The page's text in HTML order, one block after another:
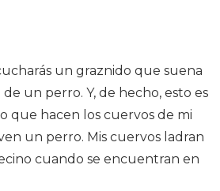
un graznido que suena
un perro. Y, de hecho, esto es
que hacen los cuervos de mi
un perro. Mis cuervos ladran
cuando se encuentran en